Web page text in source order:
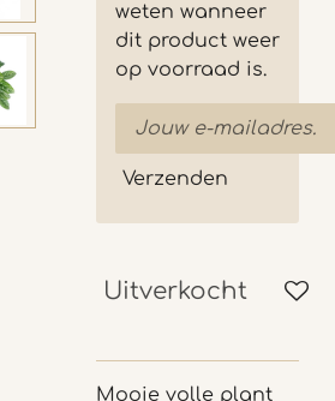
weten wanneer
dit product weer
op voorraad is.
Verzenden
Uitverkocht
Mooie volle plant